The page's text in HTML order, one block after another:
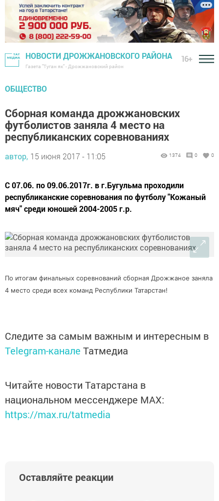
НОВОСТИ ДРОЖЖАНОВСКОГО РАЙОНА
Газета "Туган як" - Дрожжановский район
16+
ОБЩЕСТВО
Сборная команда дрожжановских
футболистов заняла 4 место на
республиканских соревнованиях
автор, 15 июня 2017 - 11:05 1374 0 0
С 07.06. по 09.06.2017г. в г.Бугульма проходили
республиканские соревнования по футболу "Кожаный
мяч" среди юношей 2004-2005 г.р.
По итогам финальных соревнований сборная Дрожжаное заняла
4 место среди всех команд Республики Татарстан!
Следите за самым важным и интересным в
Telegram-канале Татмедиа
Читайте новости Татарстана в
национальном мессенджере MАХ:
https://max.ru/tatmedia
Оставляйте реакции